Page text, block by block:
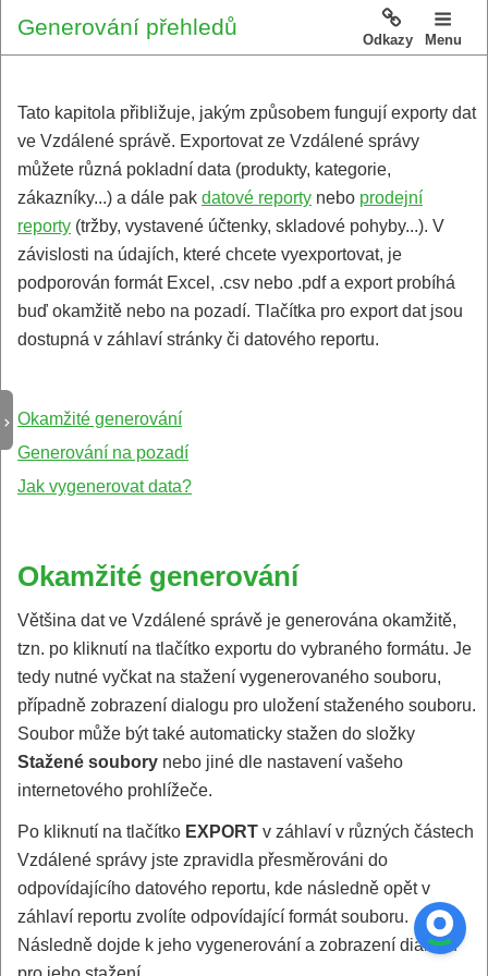
Generování přehledů
Odkazy Menu
Tato kapitola přibližuje, jakým způsobem fungují exporty dat
ve Vzdálené správě. Exportovat ze Vzdálené správy
můžete různá pokladní data (produkty, kategorie,
zákazníky...) a dále pakdatové reporty nebo prodejní
reporty (tržby, vystavené účtenky, skladové pohyby...). V
závislosti na údajích, které chcete vyexportovat, je
podporován formát Excel, .csv nebo .pdf a export probíhá
buď okamžitě nebo na pozadí. Tlačítka pro export dat jsou
dostupná v záhlaví stránky či datového reportu.
Okamžité generování
Generování na pozadí
Jak vygenerovat data?
Okamžité generování
Většina dat ve Vzdálené správě je generována okamžitě,
tzn. po kliknutí na tlačítko exportu do vybraného formátu. Je
tedy nutné vyčkat na stažení vygenerovaného souboru,
případně zobrazení dialogu pro uložení staženého souboru.
Soubor může být také automaticky stažen do složky
Stažené soubory nebo jiné dle nastavení vašeho
internetového prohlížeče.
Po kliknutí na tlačítko EXPORT v záhlaví v různých částech
Vzdálené správy jste zpravidla přesměrováni do
odpovídajícího datového reportu, kde následně opět v
záhlaví reportu zvolíte odpovídající formát souboru.
Následně dojde k jeho vygenerování a zobrazení dialogu